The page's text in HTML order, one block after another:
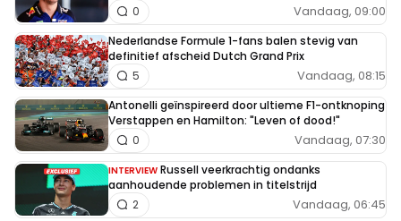
Vandaag, 09:00
0
Nederlandse Formule 1-fans balen stevig van
definitief afscheid Dutch Grand Prix
Vandaag, 08:15
5
Antonelli geïnspireerd door ultieme F1-ontknoping
Verstappen en Hamilton: "Leven of dood!"
Vandaag, 07:30
0
INTERVIEW Russell veerkrachtig ondanks
aanhoudende problemen in titelstrijd
Vandaag, 06:45
2